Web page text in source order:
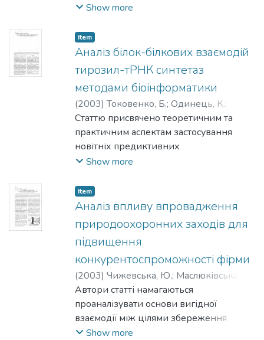
ЗГ та 6-31Г) підходів виконано
енергетичних і геометричних
характеристик молекулярних моделей
оксиду літію. Показано, что адсорбція
молекул води приводить до стабілізації
малих частинок сполуки.
Show more
Item
Аналіз білок-білкових взаємодій
тирозил-тРНК синтетаз
методами біоінформатики
(2003)Токовенко, Б.; Одинець, К.;
Корнелюк, О.
Статтю присвячено теоретичним та
практичним аспектам застосування
новітніх предиктивних
біоінформаційнихметодів виявлення
філогенетичного профілювання та
методу генів-сусідів. Названі методи
використано в роботі для пошуку
ймовірних білків-партнерів тирозил-
тРНК синтетаз.
Show more
Item
Аналіз впливу впровадження
природоохоронних заходів для
підвищення
конкурентоспроможності фірми
(2003) Чижевська, Ю.; Маслюківська,
Олена
Автори статті намагаються
проаналізувати основи вигідної
взаємодії між цілями збереження
навколишнього середовища та
Show more